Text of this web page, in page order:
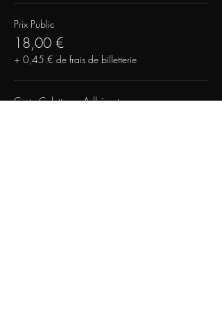
Prix Public
18,00 €
+ 0,45 € de frais de billetterie
Carte Colette ou Adhérent